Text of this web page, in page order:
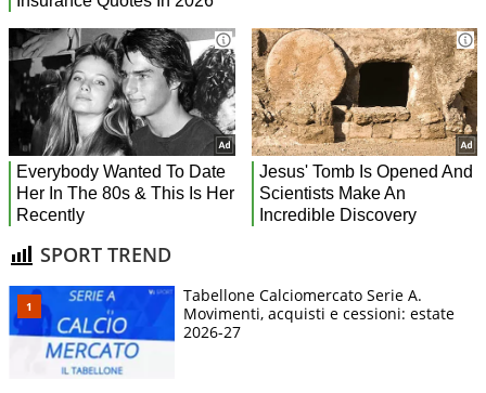
SPORT TREND
Tabellone Calciomercato Serie A.
Movimenti, acquisti e cessioni: estate
2026-27